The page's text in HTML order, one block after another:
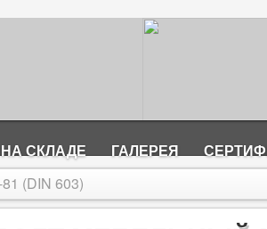
СКЛАДЕ ГАЛЕРЕЯ
(DIN 603)